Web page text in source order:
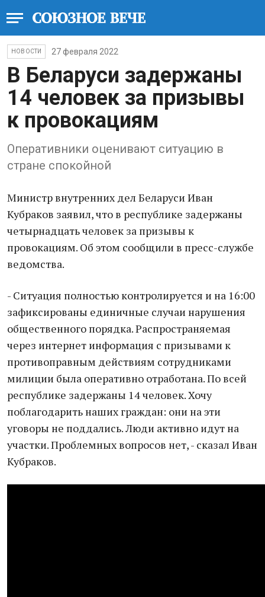
НОВОСТИ 27 февраля 2022
В Беларуси задержаны
14 человек за призывы
к провокациям
Оперативники оценивают ситуацию в
стране спокойной
Министр внутренних дел Беларуси Иван
Кубраков заявил, что в республике задержаны
четырнадцать человек за призывы к
провокациям. Об этом сообщили в пресс-службе
ведомства.
- Ситуация полностью контролируется и на 16:00
зафиксированы единичные случаи нарушения
общественного порядка. Распространяемая
через интернет информация с призывами к
противоправным действиям сотрудниками
милиции была оперативно отработана. По всей
республике задержаны 14 человек. Хочу
поблагодарить наших граждан: они на эти
уговоры не поддались. Люди активно идут на
участки. Проблемных вопросов нет, - сказал Иван
Кубраков.